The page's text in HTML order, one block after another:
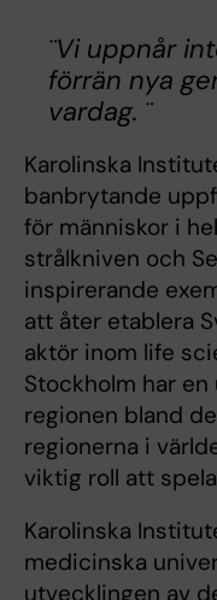
¨Vi uppnår
förrän nya
vardag. ¨
Karolinska
banbrytande
för människor i
strålkniven och
inspirerande
att åter etablera
aktör inom life
Stockholm har
regionen bland
regionerna i
viktig roll att
Karolinska
medicinska
utvecklingen av